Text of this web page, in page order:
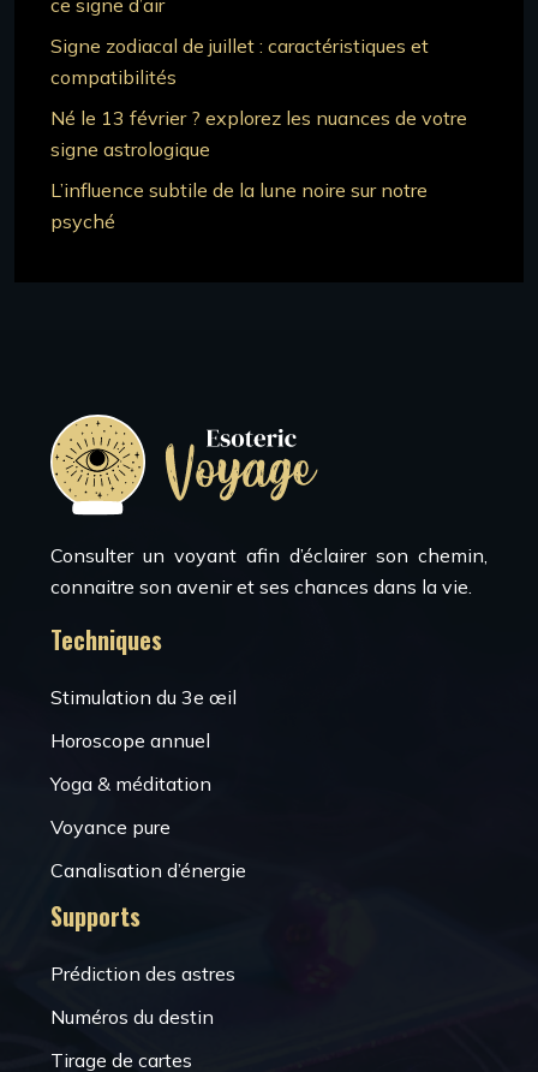
ce signe d’air
Signe zodiacal de juillet : caractéristiques et
compatibilités
Né le 13 février ? explorez les nuances de votre
signe astrologique
L’influence subtile de la lune noire sur notre
psyché
Consulter un voyant afin d’éclairer son chemin,
connaitre son avenir et ses chances dans la vie.
Techniques
Stimulation du 3e œil
Horoscope annuel
Yoga & méditation
Voyance pure
Canalisation d’énergie
Supports
Prédiction des astres
Numéros du destin
Tirage de cartes